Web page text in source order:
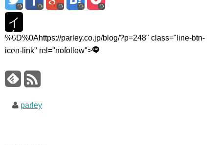
イ
タ
リ
%0D%0Ahttps://parley.co.jp/blog/?p=248" class="line-btn-
icon-link" rel="nofollow">
parley